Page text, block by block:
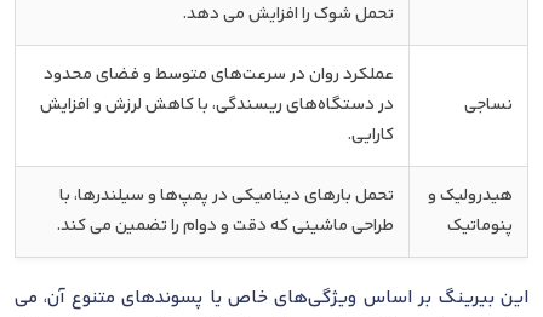
تحمل شوک را افزایش می دهد.
نساجی
عملکرد روان در سرعت‌های متوسط و فضای محدود
در دستگاه‌های ریسندگی، با کاهش لرزش و افزایش
کارایی.
هیدرولیک و
پنوماتیک
تحمل بارهای دینامیکی در پمپ‌ها و سیلندرها، با
طراحی ماشینی که دقت و دوام را تضمین می کند.
این بیرینگ بر اساس ویژگی‌های خاص یا پسوندهای متنوع آن، می